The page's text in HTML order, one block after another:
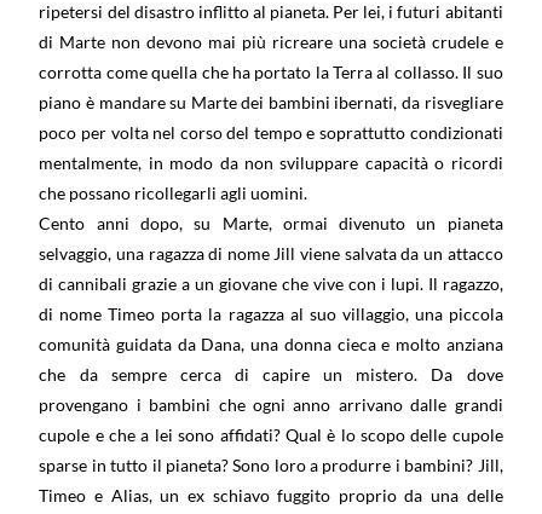
ripetersi del disastro inflitto al pianeta. Per lei, i futuri abitanti
di Marte non devono mai più ricreare una società crudele e
corrotta come quella che ha portato la Terra al collasso. Il suo
piano è mandare su Marte dei bambini ibernati, da risvegliare
poco per volta nel corso del tempo e soprattutto condizionati
mentalmente, in modo da non sviluppare capacità o ricordi
che possano ricollegarli agli uomini.
Cento anni dopo, su Marte, ormai divenuto un pianeta
selvaggio, una ragazza di nome Jill viene salvata da un attacco
di cannibali grazie a un giovane che vive con i lupi. Il ragazzo,
di nome Timeo porta la ragazza al suo villaggio, una piccola
comunità guidata da Dana, una donna cieca e molto anziana
che da sempre cerca di capire un mistero. Da dove
provengano i bambini che ogni anno arrivano dalle grandi
cupole e che a lei sono affidati? Qual è lo scopo delle cupole
sparse in tutto il pianeta? Sono loro a produrre i bambini? Jill,
Timeo e Alias, un ex schiavo fuggito proprio da una delle